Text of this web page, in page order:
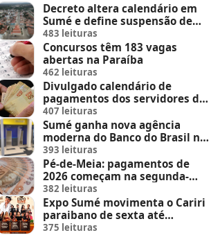
Decreto altera calendário em
Sumé e define suspensão de
feira de animais e feriados
483 leituras
Concursos têm 183 vagas
abertas na Paraíba
462 leituras
Divulgado calendário de
pagamentos dos servidores do
Estado
407 leituras
Sumé ganha nova agência
moderna do Banco do Brasil no
Sumé Shopping
393 leituras
Pé-de-Meia: pagamentos de
2026 começam na segunda-
feira (23)
382 leituras
Expo Sumé movimenta o Cariri
paraibano de sexta até
domingo
375 leituras